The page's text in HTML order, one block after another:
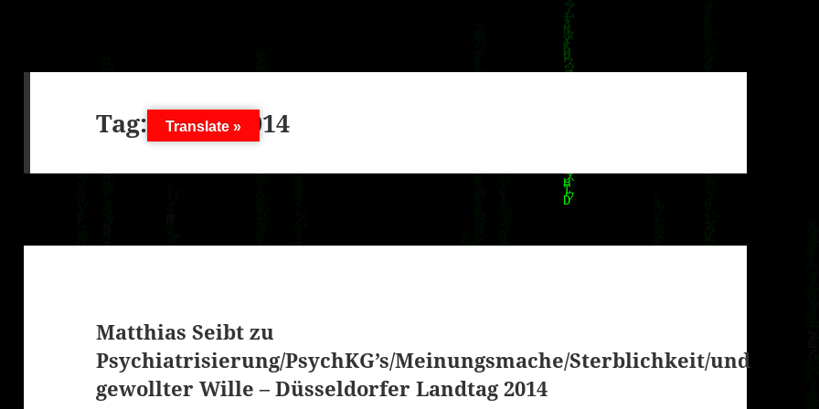
Tag: 9. Mai 2014
Matthias Seibt zu
Psychiatrisierung/PsychKG’s/Meinungsmache/Sterblichkeit/und
gewollter Wille – Düsseldorfer Landtag 2014
Translate »